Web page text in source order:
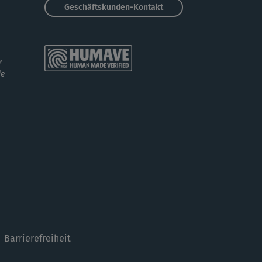
mega Spaß gemacht - gerne wieder 🙂
Isabel4242
zum durchtanzen und durchpowern 😍
Geschäftskunden-Kontakt
Barrierefreiheit